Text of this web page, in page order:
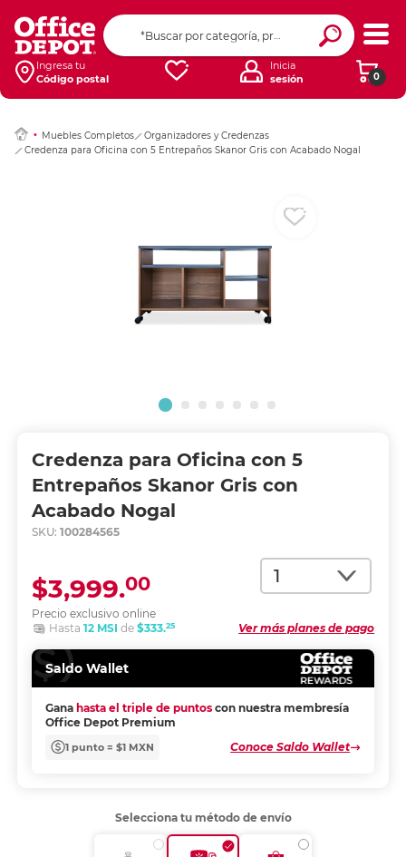
Ingresa tu
Código postal
0
Inicia
sesión
Muebles Completos
Organizadores y Credenzas
Credenza para Oficina con 5 Entrepaños Skanor Gris con Acabado Nogal
Credenza para Oficina con 5
Entrepaños Skanor Gris con
Acabado Nogal
SKU: 100284565
Cantidad
Precio exclusivo online
$3,999.00
Ver más planes de pago
Hasta 12 MSI de $333.25
Saldo Wallet
Gana hasta el triple de puntos con nuestra membresía
Office Depot Premium
1 punto = $1 MXN Conoce Saldo Wallet
Ingresar Codigo
Selecciona tu método de envío